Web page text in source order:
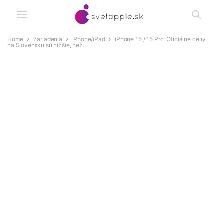
Home Zariadenia iPhone/iPad
iPhone 15 / 15 Pro: Oficiálne ceny
na Slovensku sú nižšie, než...